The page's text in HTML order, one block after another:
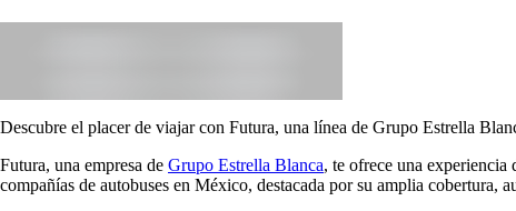
Descubre el placer de viajar con Futura, una línea de Grupo Estrella
Futura, una empresa de Grupo Estrella Blanca, te ofrece una
compañías de autobuses en México, destacada por su amplia cobertura,